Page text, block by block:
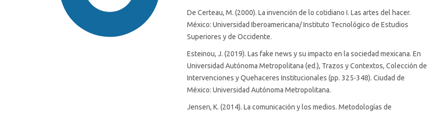
De Certeau, M. (2000). La invención de lo cotidiano I. Las artes del hacer.
México: Universidad Iberoamericana/ Instituto Tecnológico de Estudios
Superiores y de Occidente.
Esteinou, J. (2019). Las fake news y su impacto en la sociedad mexicana. En
Universidad Autónoma Metropolitana (ed.), Trazos y Contextos, Colección de
Intervenciones y Quehaceres Institucionales (pp. 325-348). Ciudad de
México: Universidad Autónoma Metropolitana.
Jensen, K. (2014). La comunicación y los medios. Metodologías de